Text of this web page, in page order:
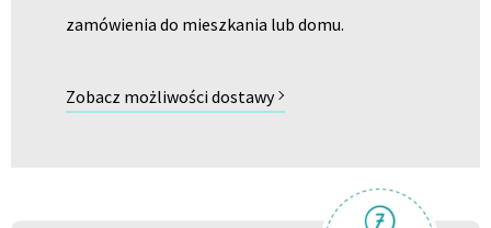
zamówienia do mieszkania lub domu.
Zobacz możliwości dostawy